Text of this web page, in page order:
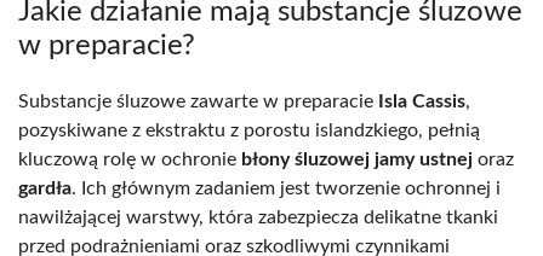
Jakie działanie mają substancje śluzowe
w preparacie?
Substancje śluzowe zawarte w preparacie Isla Cassis,
pozyskiwane z ekstraktu z porostu islandzkiego, pełnią
kluczową rolę w ochronie błony śluzowej jamy ustnej oraz
gardła. Ich głównym zadaniem jest tworzenie ochronnej i
nawilżającej warstwy, która zabezpiecza delikatne tkanki
przed podrażnieniami oraz szkodliwymi czynnikami